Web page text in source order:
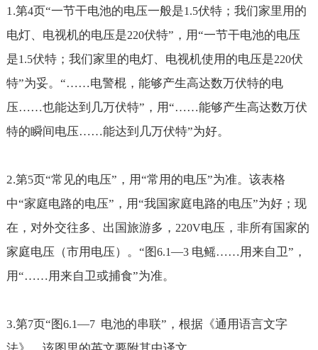
1.第4页“一节干电池的电压一般是1.5伏特；我们家里用的
电灯、电视机的电压是220伏特”，用“一节干电池的电压
是1.5伏特；我们家里的电灯、电视机使用的电压是220伏
特”为妥。“……电警棍，能够产生高达数万伏特的电
压……也能达到几万伏特”，用“……能够产生高达数万伏
特的瞬间电压……能达到几万伏特”为好。
2.第5页“常见的电压”，用“常用的电压”为准。该表格
中“家庭电路的电压”，用“我国家庭电路的电压”为好；现
在，对外交往多、出国旅游多， 220V电压，非所有国家的
家庭电压（市用电压）。“图6.1—3 电鳐……用来自卫”，
用“……用来自卫或捕食”为准。
3.第7页“图6.1—7 电池的串联”，根据《通用语言文字